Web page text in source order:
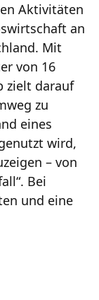
Aktivitäten
an
Mit
von 16
zielt darauf
zu
eines
wird,
– von
Bei
und eine